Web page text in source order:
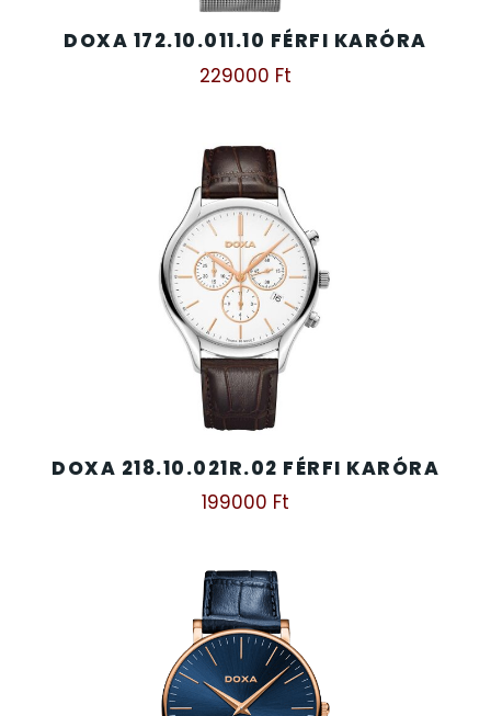
DOXA 172.10.011.10 FÉRFI KARÓRA
229000 Ft
DOXA 218.10.021R.02 FÉRFI KARÓRA
199000 Ft